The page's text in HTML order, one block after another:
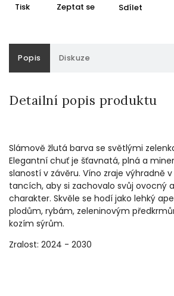
Tisk Zeptat se Sdílet
Popis Diskuze
Detailní popis produktu
Slámově žlutá barva se světlými
Elegantní chuť je šťavnatá, plná a
slaností v závěru. Víno zraje výhradně
tancích, aby si zachovalo svůj ovocný
charakter. Skvěle se hodí jako lehký
plodům, rybám, zeleninovým
kozím sýrům.
Zralost: 2024 - 2030